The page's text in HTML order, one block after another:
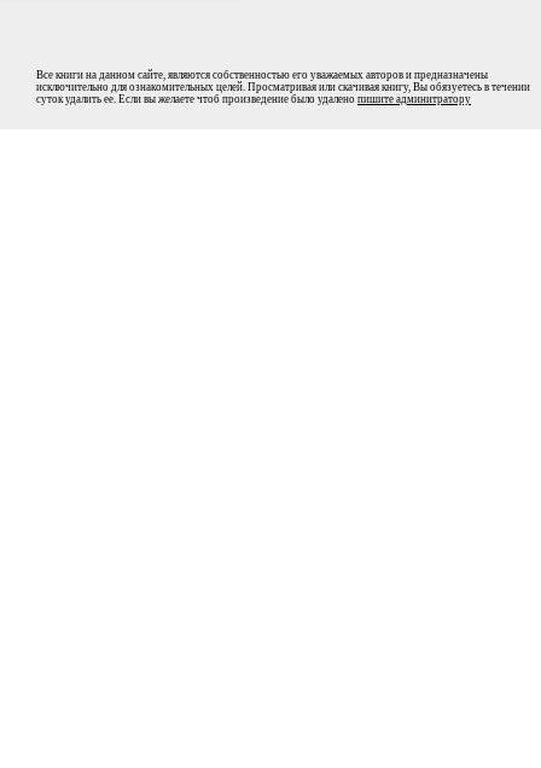
Все книги на данном сайте, являются собственностью его уважаемых авторов и предназначены
исключительно для ознакомительных целей. Просматривая или скачивая книгу, Вы обязуетесь в течении
суток удалить ее. Если вы желаете чтоб произведение было удалено пишите админитратору